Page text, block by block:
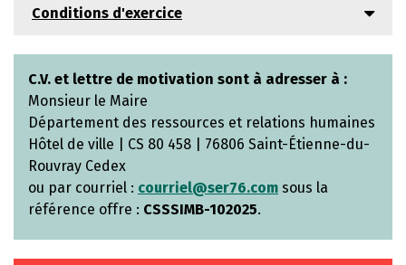
Conditions d'exercice
C.V. et lettre de motivation sont à adresser à :
Monsieur le Maire
Département des ressources et relations humaines
Hôtel de ville | CS 80 458 | 76806 Saint-Étienne-du-
Rouvray Cedex
ou par courriel : courriel@ser76.com sous la
référence offre : CSSSIMB-102025.